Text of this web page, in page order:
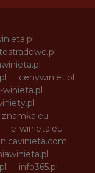
cenywiniet.pl
winieta.pl
e-winieta.eu
info365.pl